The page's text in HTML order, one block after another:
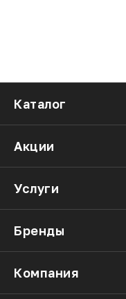
Каталог
Акции
Услуги
Бренды
Компания